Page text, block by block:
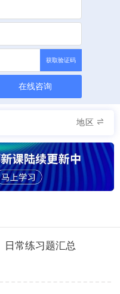
获取验证码
在线咨询
地区
日常练习题汇总